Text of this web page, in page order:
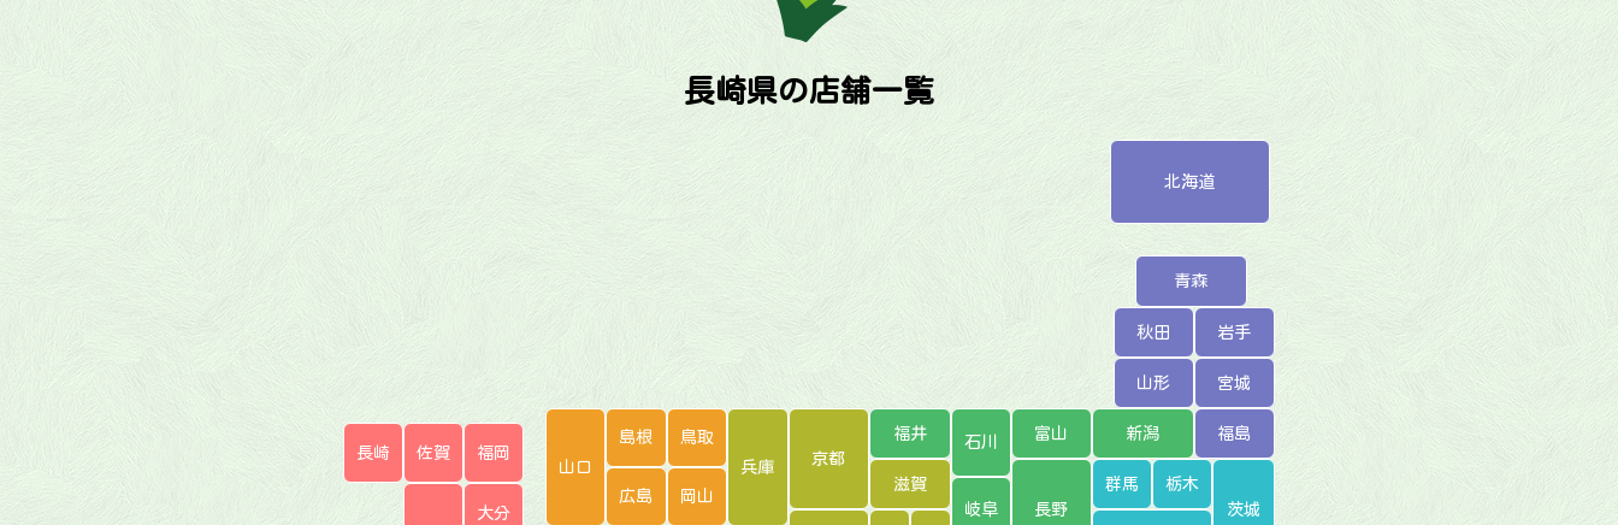
長崎県の店舗一覧
北海道
青森
秋田 岩手
山形 宮城
福島
群馬
栃木
茨城
新潟
富山
石川
福井
長野
岐阜
京都
滋賀
兵庫
鳥取
岡山
島根
広島
山口
福岡
佐賀
長崎
大分